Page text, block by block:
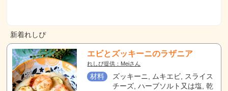
新着れしぴ
エビとズッキーニのラザニア
れしぴ提供：Meiさん
材料
ズッキーニ, ムキエビ, スライス
チーズ, ハーブソルト又は塩, 乾